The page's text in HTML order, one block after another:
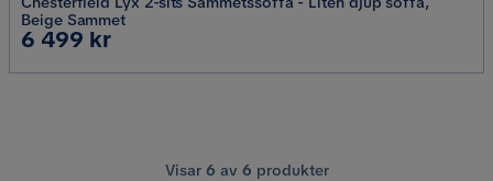
Beige Sammet
Pris
6 499 kr
Visar 6 av 6 produkter